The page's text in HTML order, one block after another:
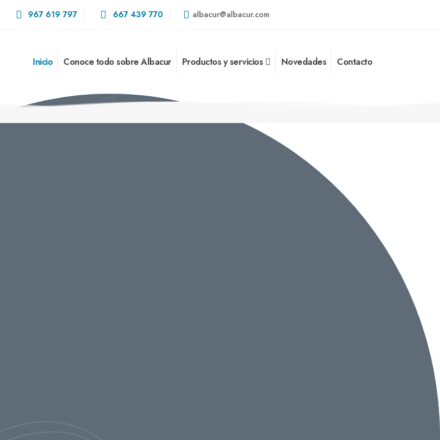
967 619 797 667 439 770 albacur@albacur.com
Inicio Conoce todo sobre Albacur Productos y servicios Novedades Contacto